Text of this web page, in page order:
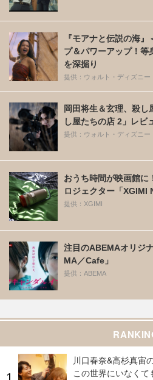
『モアナと伝説の海
プ＆パワーアップ！等
を深掘り
提供：ウォルト・ディズニー
岡田将生＆玄理、殺し
し屋たちの店 2」レビ
提供：ウォルト・ディズニー
おうち時間が映画館に
ロジェクター「XGIMI
提供：XGIMI
注目のABEMAオリジ
MA／Cafe」
提供：ABEMA
川口春奈&高杉真宙
この世界にいなく